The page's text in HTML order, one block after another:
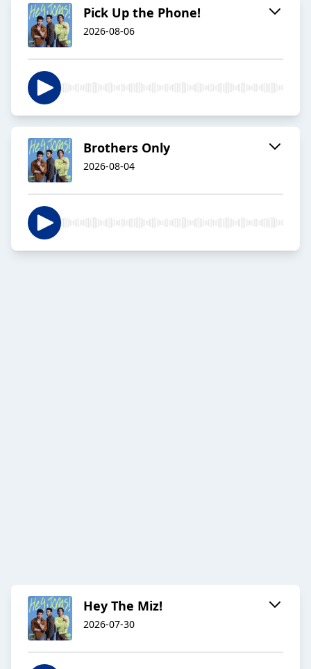
Pick Up the Phone!
2026-08-06
Brothers Only
2026-08-04
Hey The Miz!
2026-07-30